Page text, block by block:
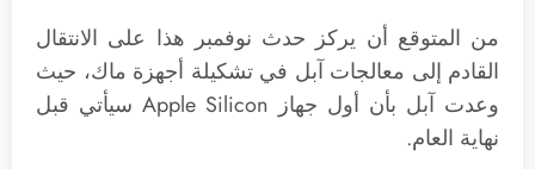
من المتوقع أن يركز حدث نوفمبر هذا على الانتقال
القادم إلى معالجات آبل في تشكيلة أجهزة ماك، حيث
وعدت آبل بأن أول جهاز Apple Silicon سيأتي قبل
نهاية العام.